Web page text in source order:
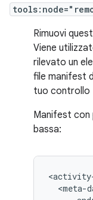
Rimuovi
Viene
rilevato un
file manifest
tuo controllo
Manifest con
bassa:
<meta-